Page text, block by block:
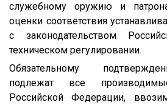
служебному оружию и
оценки соответствия
с законодательством
техническом регулировании.
Обязательному
подлежат все
Российской Федерации,